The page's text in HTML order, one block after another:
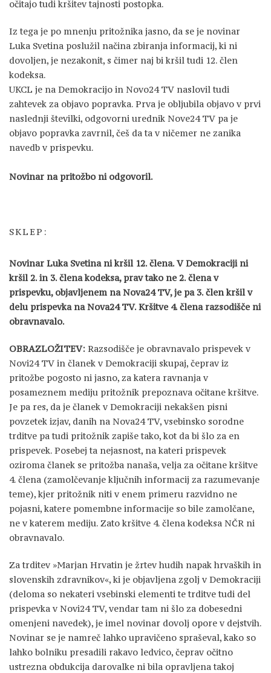
očitajo tudi kršitev tajnosti postopka.
Iz tega je po mnenju pritožnika jasno, da se je novinar
Luka Svetina poslužil načina zbiranja informacij, ki ni
dovoljen, je nezakonit, s čimer naj bi kršil tudi 12. člen
kodeksa.
UKCL je na Demokracijo in Novo24 TV naslovil tudi
zahtevek za objavo popravka. Prva je obljubila objavo v prvi
naslednji številki, odgovorni urednik Nove24 TV pa je
objavo popravka zavrnil, češ da ta v ničemer ne zanika
navedb v prispevku.
Novinar na pritožbo ni odgovoril.
SKLEP:
Novinar Luka Svetina ni kršil 12. člena. V Demokraciji ni
kršil 2. in 3. člena kodeksa, prav tako ne 2. člena v
prispevku, objavljenem na Nova24 TV, je pa 3. člen kršil v
delu prispevka na Nova24 TV. Kršitve 4. člena razsodišče ni
obravnavalo.
OBRAZLOŽITEV: Razsodišče je obravnavalo prispevek v
Novi24 TV in članek v Demokraciji skupaj, čeprav iz
pritožbe pogosto ni jasno, za katera ravnanja v
posameznem mediju pritožnik prepoznava očitane kršitve.
Je pa res, da je članek v Demokraciji nekakšen pisni
povzetek izjav, danih na Nova24 TV, vsebinsko sorodne
trditve pa tudi pritožnik zapiše tako, kot da bi šlo za en
prispevek. Posebej ta nejasnost, na kateri prispevek
oziroma članek se pritožba nanaša, velja za očitane kršitve
4. člena (zamolčevanje ključnih informacij za razumevanje
teme), kjer pritožnik niti v enem primeru razvidno ne
pojasni, katere pomembne informacije so bile zamolčane,
ne v katerem mediju. Zato kršitve 4. člena kodeksa NČR ni
obravnavalo.
Za trditev »Marjan Hrvatin je žrtev hudih napak hrvaških in
slovenskih zdravnikov«, ki je objavljena zgolj v Demokraciji
(deloma so nekateri vsebinski elementi te trditve tudi del
prispevka v Novi24 TV, vendar tam ni šlo za dobesedni
omenjeni navedek), je imel novinar dovolj opore v dejstvih.
Novinar se je namreč lahko upravičeno spraševal, kako so
lahko bolniku presadili rakavo ledvico, čeprav očitno
ustrezna obdukcija darovalke ni bila opravljena takoj